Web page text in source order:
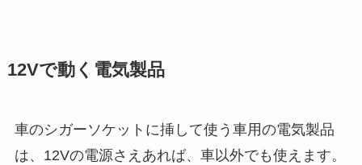
12Vで動く電気製品
車のシガーソケットに挿して使う車用の電気製品
は、12Vの電源さえあれば、車以外でも使えます。